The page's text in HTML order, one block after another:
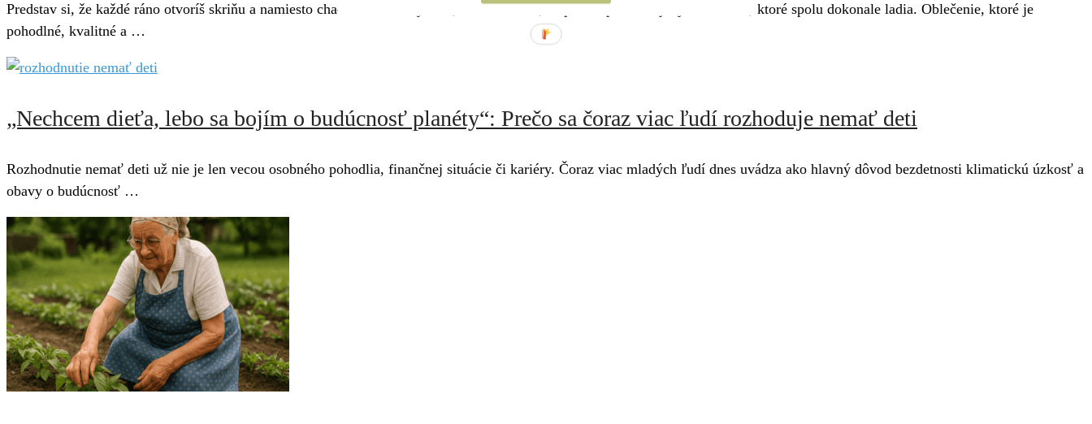
Predstav si, že každé ráno otvoríš skriňu a namiesto chaosu a hromady vecí, ktoré nenosíš, ťa privíta prehľadný výber kúskov, ktoré spolu dokonale ladia. Oblečenie, ktoré je
pohodlné, kvalitné a …
„Nechcem dieťa, lebo sa bojím o budúcnosť planéty“: Prečo sa čoraz viac ľudí rozhoduje nemať deti
Rozhodnutie nemať deti už nie je len vecou osobného pohodlia, finančnej situácie či kariéry. Čoraz viac mladých ľudí dnes uvádza ako hlavný dôvod bezdetnosti klimatickú úzkosť a
obavy o budúcnosť …